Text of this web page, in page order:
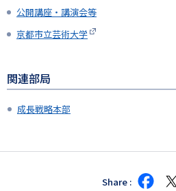
公開講座・講演会等
京都市立芸術大学
関連部局
成長戦略本部
Share Share
on